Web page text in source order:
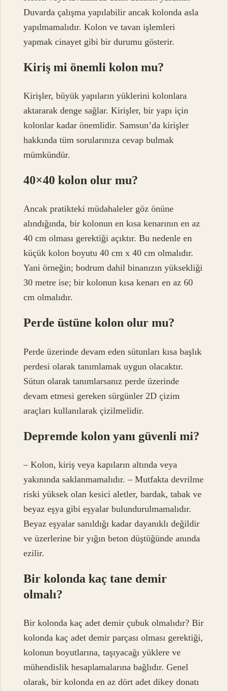
Duvarda çalışma yapılabilir ancak kolonda asla
yapılmamalıdır. Kolon ve tavan işlemleri
yapmak cinayet gibi bir durumu gösterir.
Kiriş mi önemli kolon mu?
Kirişler, büyük yapıların yüklerini kolonlara
aktararak denge sağlar. Kirişler, bir yapı için
kolonlar kadar önemlidir. Samsun’da kirişler
hakkında tüm sorularınıza cevap bulmak
mümkündür.
40×40 kolon olur mu?
Ancak pratikteki müdahaleler göz önüne
alındığında, bir kolonun en kısa kenarının en az
40 cm olması gerektiği açıktır. Bu nedenle en
küçük kolon boyutu 40 cm x 40 cm olmalıdır.
Yani örneğin; bodrum dahil binanızın yüksekliği
30 metre ise; bir kolonun kısa kenarı en az 60
cm olmalıdır.
Perde üstüne kolon olur mu?
Perde üzerinde devam eden sütunları kısa başlık
perdesi olarak tanımlamak uygun olacaktır.
Sütun olarak tanımlarsanız perde üzerinde
devam etmesi gereken sürgünler 2D çizim
araçları kullanılarak çizilmelidir.
Depremde kolon yanı güvenli mi?
– Kolon, kiriş veya kapıların altında veya
yakınında saklanmamalıdır. – Mutfakta devrilme
riski yüksek olan kesici aletler, bardak, tabak ve
beyaz eşya gibi eşyalar bulundurulmamalıdır.
Beyaz eşyalar sanıldığı kadar dayanıklı değildir
ve üzerlerine bir yığın beton düştüğünde anında
ezilir.
Bir kolonda kaç tane demir
olmalı?
Bir kolonda kaç adet demir çubuk olmalıdır? Bir
kolonda kaç adet demir parçası olması gerektiği,
kolonun boyutlarına, taşıyacağı yüklere ve
mühendislik hesaplamalarına bağlıdır. Genel
olarak, bir kolonda en az dört adet dikey donatı